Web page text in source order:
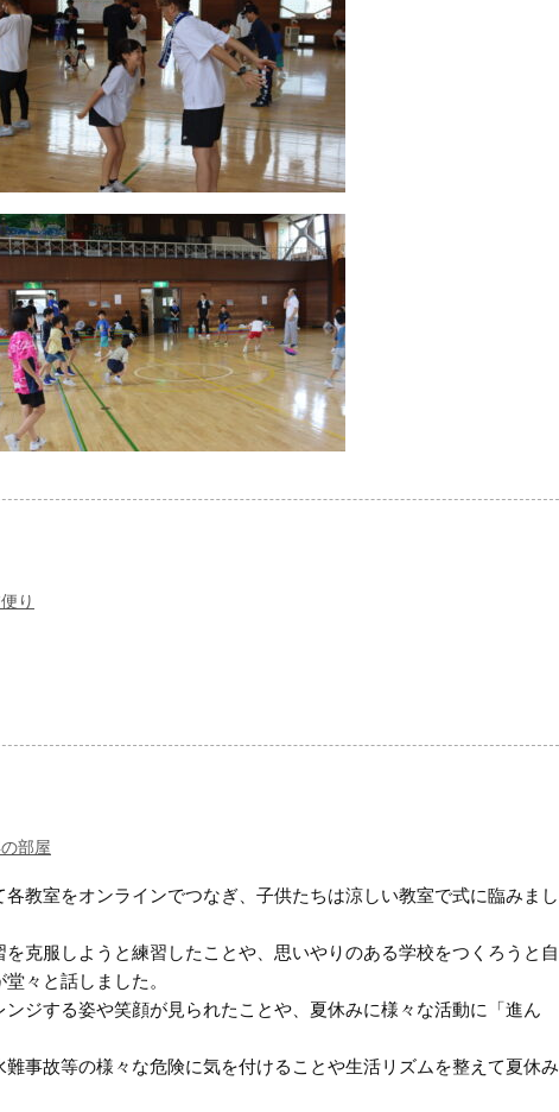
り
部屋
教室をオンラインでつなぎ、子供たちは涼しい教室で式に臨みまし
克服しようと練習したことや、思いやりのある学校をつくろうと自
々と話しました。
ジする姿や笑顔が見られたことや、夏休みに様々な活動に「進ん
事故等の様々な危険に気を付けることや生活リズムを整えて夏休み